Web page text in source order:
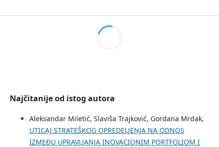
Najčitanije od istog autora
Aleksandar Miletić, Slaviša Trajković, Gordana Mrdak,
UTICAJ STRATEŠKOG OPREDELJENJA NA ODNOS
IZMEĐU UPRAVLJANJA INOVACIONIM PORTFOLIOM I